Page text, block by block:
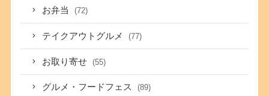
お弁当 (72)
テイクアウトグルメ (77)
お取り寄せ (55)
グルメ・フードフェス (89)